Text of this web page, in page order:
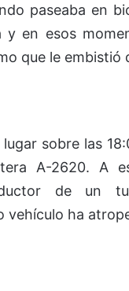
paseaba en
y en esos
que le embistió
sobre las
A-2620. A
de un
vehículo ha